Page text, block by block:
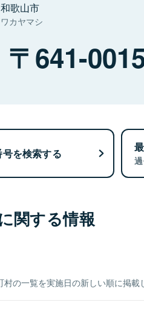
和歌山市
ワカヤマシ
641-
を検索する
関する情報
の一覧を実施日の新しい順に掲載